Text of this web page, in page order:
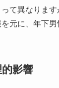
て異なりま
元に、年下
影響